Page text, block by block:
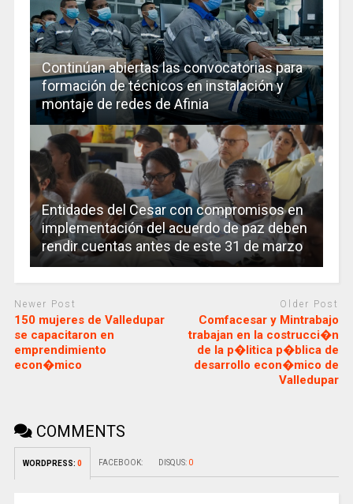
Continúan abiertas las convocatorias para
formación de técnicos en instalación y
montaje de redes de Afinia
Entidades del Cesar con compromisos en
implementación del acuerdo de paz deben
rendir cuentas antes de este 31 de marzo
Newer Post
150 mujeres de Valledupar
se capacitaron en
emprendimiento
econ�mico
Older Post
Comfacesar y Mintrabajo
trabajan en la costrucci�n
de la p�litica p�blica de
desarrollo econ�mico de
Valledupar
COMMENTS
WORDPRESS: 0 FACEBOOK: DISQUS: 0